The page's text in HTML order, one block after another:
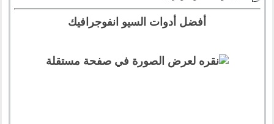
أفضل أدوات السيو انفوجرافيك